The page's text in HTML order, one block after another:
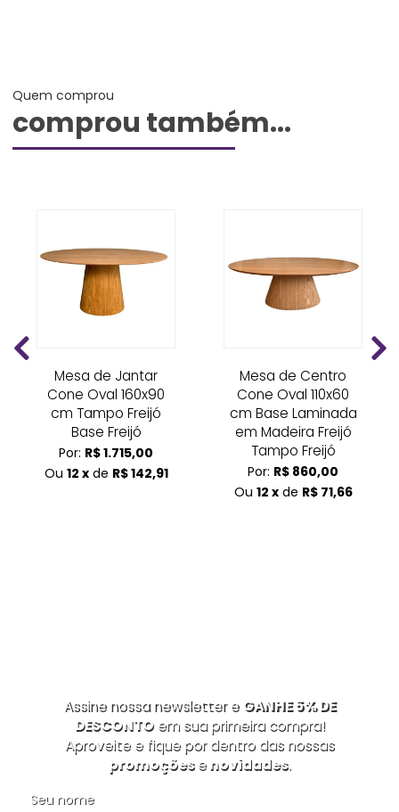
Quem comprou
comprou também...
Mesa de Jantar
Cone Oval 160x90
cm Tampo Freijó
Base Freijó
Por: R$ 1.715,00
Ou 12 xde R$ 142,91
Mesa de Centro
Cone Oval 110x60
cm Base Laminada
em Madeira Freijó
Tampo Freijó
Por: R$ 860,00
Ou 12 xde R$ 71,66
Assine nossa newsletter e GANHE 5% DE
DESCONTOem sua primeira compra!
Aproveite e fique por dentro das nossas
promoçõesenovidades.
Seu nome